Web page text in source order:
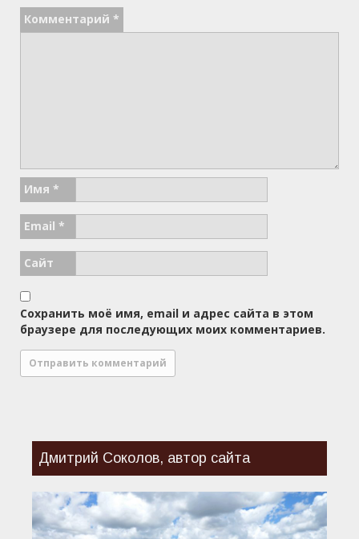
Комментарий *
Имя *
Email *
Сайт
Сохранить моё имя, email и адрес сайта в этом
браузере для последующих моих комментариев.
Дмитрий Соколов, автор сайта